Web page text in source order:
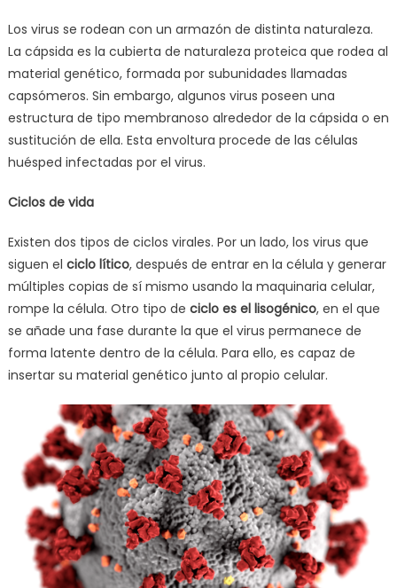
Los virus se rodean con un armazón de distinta naturaleza.
La cápsida es la cubierta de naturaleza proteica que rodea al
material genético, formada por subunidades llamadas
capsómeros. Sin embargo, algunos virus poseen una
estructura de tipo membranoso alrededor de la cápsida o en
sustitución de ella. Esta envoltura procede de las células
huésped infectadas por el virus.
Ciclos de vida
Existen dos tipos de ciclos virales. Por un lado, los virus que
siguen el ciclo lítico, después de entrar en la célula y generar
múltiples copias de sí mismo usando la maquinaria celular,
rompe la célula. Otro tipo de ciclo es el lisogénico, en el que
se añade una fase durante la que el virus permanece de
forma latente dentro de la célula. Para ello, es capaz de
insertar su material genético junto al propio celular.